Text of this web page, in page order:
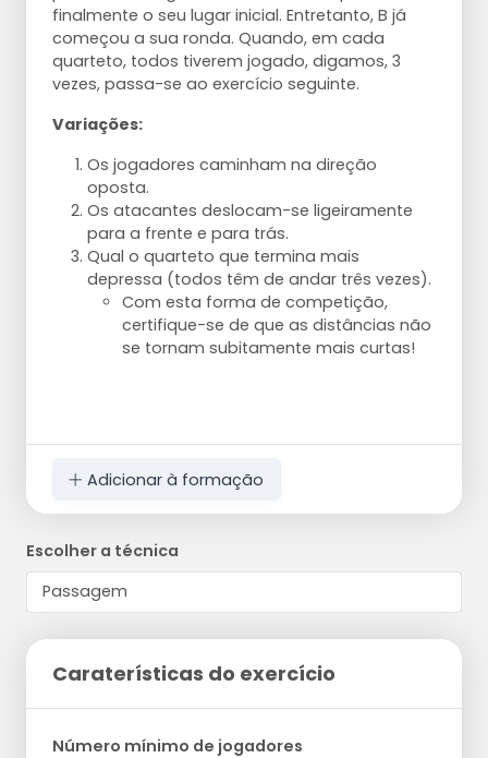
finalmente o seu lugar inicial. Entretanto, B já
começou a sua ronda. Quando, em cada
quarteto, todos tiverem jogado, digamos, 3
vezes, passa-se ao exercício seguinte.
Variações:
Os jogadores caminham na direção
oposta.
Os atacantes deslocam-se ligeiramente
para a frente e para trás.
Qual o quarteto que termina mais
depressa (todos têm de andar três vezes).
Com esta forma de competição,
certifique-se de que as distâncias não
se tornam subitamente mais curtas!
Adicionar à formação
Escolher a técnica
Caraterísticas do exercício
Número mínimo de jogadores